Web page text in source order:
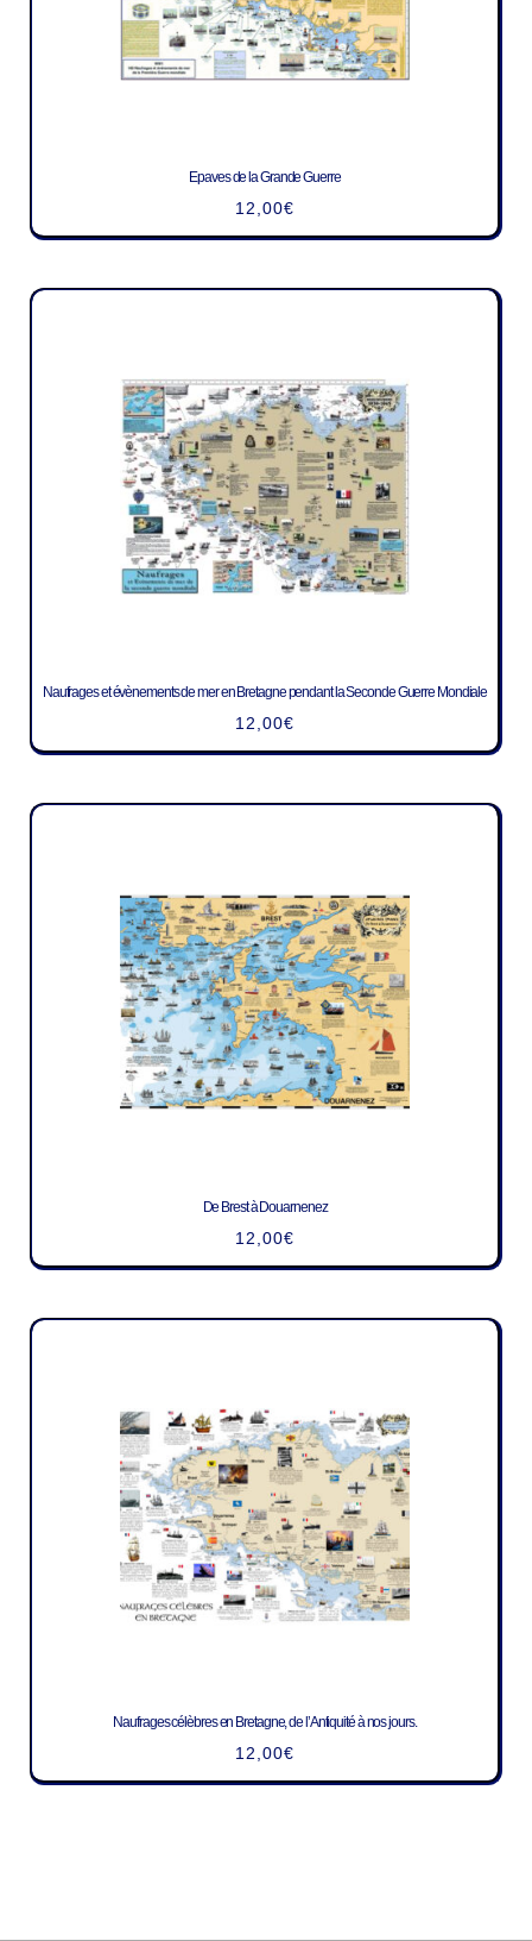
Epaves de la Grande Guerre
12,00€
Naufrages et évènements de mer en Bretagne pendant la Seconde Guerre Mondiale
12,00€
De Brest à Douarnenez
12,00€
Naufrages célèbres en Bretagne, de l’Antiquité à nos jours.
12,00€